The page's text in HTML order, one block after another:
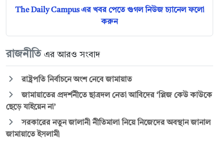
The Daily Campus এর খবর পেতে গুগল নিউজ চ্যানেল ফলো
করুন
রাজনীতি এর আরও সংবাদ
রাষ্ট্রপতি নির্বাচনে অংশ নেবে জামায়াত
জামায়াতের প্রদর্শনীতে ছাত্রদল নেতা আবিদের ‘প্লিজ কেউ কাউকে
ছেড়ে যাইয়েন না’
সরকারের নতুন জালানী নীতিমালা নিয়ে নিজেদের অবস্থান জানাল
জামায়াতে ইসলামী